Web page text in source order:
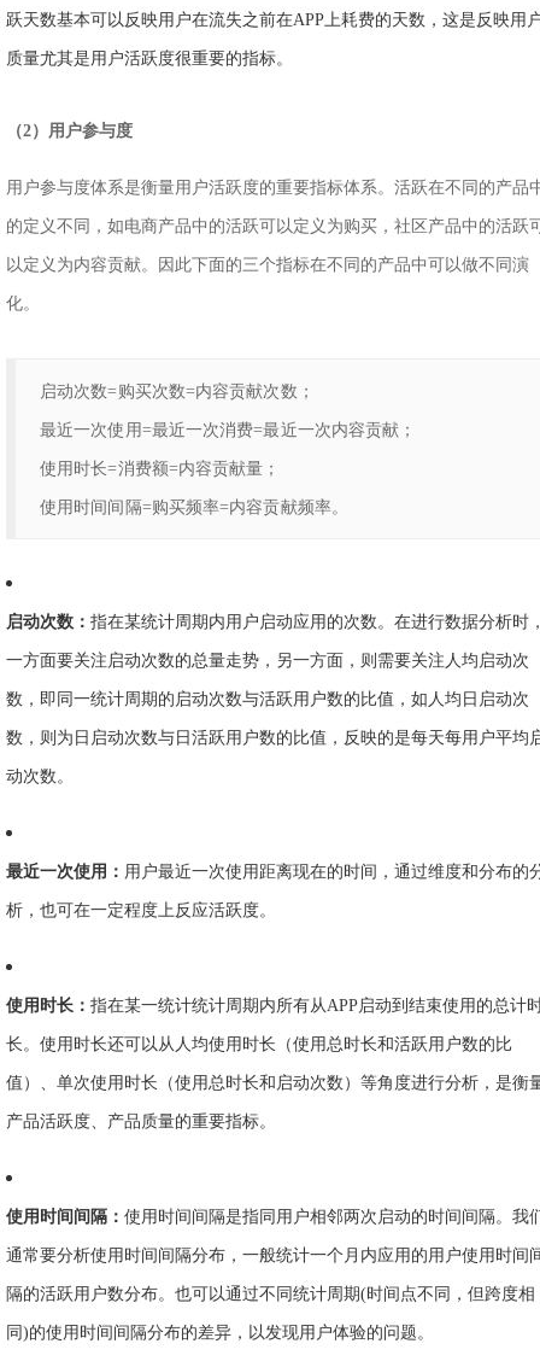
跃天数基本可以反映用户在流失之前在APP上耗费的天数，这是反映用
质量尤其是用户活跃度很重要的指标。
（2）用户参与度
用户参与度体系是衡量用户活跃度的重要指标体系。活跃在不同的产品
的定义不同，如电商产品中的活跃可以定义为购买，社区产品中的活跃
以定义为内容贡献。因此下面的三个指标在不同的产品中可以做不同演
化。
启动次数=购买次数=内容贡献次数；
最近一次使用=最近一次消费=最近一次内容贡献；
使用时长=消费额=内容贡献量；
使用时间间隔=购买频率=内容贡献频率。
启动次数： 指在某统计周期内用户启动应用的次数。在进行数据分析时
一方面要关注启动次数的总量走势，另一方面，则需要关注人均启动次
数，即同一统计周期的启动次数与活跃用户数的比值，如人均日启动次
数，则为日启动次数与日活跃用户数的比值，反映的是每天每用户平均
动次数。
最近一次使用： 用户最近一次使用距离现在的时间，通过维度和分布的
析，也可在一定程度上反应活跃度。
使用时长： 指在某一统计统计周期内所有从APP启动到结束使用的总计
长。使用时长还可以从人均使用时长（使用总时长和活跃用户数的比
值）、单次使用时长（使用总时长和启动次数）等角度进行分析，是衡
产品活跃度、产品质量的重要指标。
使用时间间隔： 使用时间间隔是指同用户相邻两次启动的时间间隔。我
通常要分析使用时间间隔分布，一般统计一个月内应用的用户使用时间
隔的活跃用户数分布。也可以通过不同统计周期(时间点不同，但跨度相
同)的使用时间间隔分布的差异，以发现用户体验的问题。